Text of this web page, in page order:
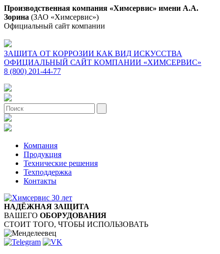
Производственная компания «Химсервис» имени А.А.
Зорина (ЗАО «Химсервис»)
Официальный сайт компании
ЗАЩИТА ОТ КОРРОЗИИ КАК ВИД ИСКУССТВА
ОФИЦИАЛЬНЫЙ САЙТ КОМПАНИИ «ХИМСЕРВИС»
8 (800) 201-44-77
Компания
Продукция
Технические решения
Техподдержка
Контакты
НАДЁЖНАЯ ЗАЩИТА
ВАШЕГО ОБОРУДОВАНИЯ
СТОИТ ТОГО, ЧТОБЫ ИСПОЛЬЗОВАТЬ